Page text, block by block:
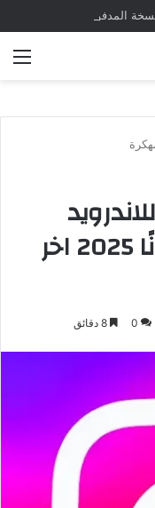
Instagram APK مجانًا 2025 اخر
0